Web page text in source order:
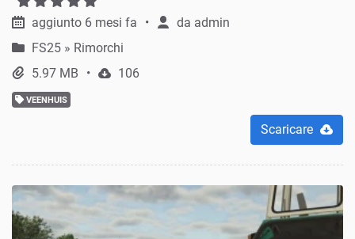
aggiunto 6 mesi fa da admin
FS25 » Rimorchi
5.97 MB
106
VEENHUIS
Scaricare